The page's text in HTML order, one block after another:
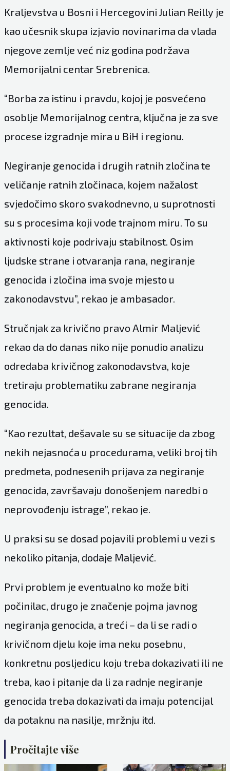
Kraljevstva u Bosni i Hercegovini Julian Reilly je
kao učesnik skupa izjavio novinarima da vlada
njegove zemlje već niz godina podržava
Memorijalni centar Srebrenica.
“Borba za istinu i pravdu, kojoj je posvećeno
osoblje Memorijalnog centra, ključna je za sve
procese izgradnje mira u BiH i regionu.
Negiranje genocida i drugih ratnih zločina te
veličanje ratnih zločinaca, kojem nažalost
svjedočimo skoro svakodnevno, u suprotnosti
su s procesima koji vode trajnom miru. To su
aktivnosti koje podrivaju stabilnost. Osim
ljudske strane i otvaranja rana, negiranje
genocida i zločina ima svoje mjesto u
zakonodavstvu”, rekao je ambasador.
Stručnjak za krivično pravo Almir Maljević
rekao da do danas niko nije ponudio analizu
odredaba krivičnog zakonodavstva, koje
tretiraju problematiku zabrane negiranja
genocida.
“Kao rezultat, dešavale su se situacije da zbog
nekih nejasnoća u procedurama, veliki broj tih
predmeta, podnesenih prijava za negiranje
genocida, završavaju donošenjem naredbi o
neprovođenju istrage”, rekao je.
U praksi su se dosad pojavili problemi u vezi s
nekoliko pitanja, dodaje Maljević.
Prvi problem je eventualno ko može biti
počinilac, drugo je značenje pojma javnog
negiranja genocida, a treći – da li se radi o
krivičnom djelu koje ima neku posebnu,
konkretnu posljedicu koju treba dokazivati ili ne
treba, kao i pitanje da li za radnje negiranje
genocida treba dokazivati da imaju potencijal
da potaknu na nasilje, mržnju itd.
Pročitajte više